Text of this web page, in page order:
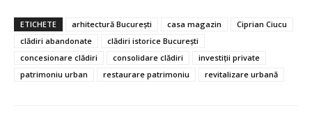
ETICHETE arhitectură București casa magazin
Ciprian Ciucu
clădiri abandonate
clădiri istorice București
concesionare clădiri
consolidare clădiri
investiții private
patrimoniu urban
restaurare patrimoniu revitalizare urbană